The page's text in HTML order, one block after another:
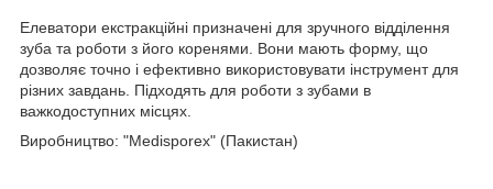
Елеватори екстракційні призначені для зручного відділення
зуба та роботи з його коренями. Вони мають форму, що
дозволяє точно і ефективно використовувати інструмент для
різних завдань. Підходять для роботи з зубами в
важкодоступних місцях.
Виробництво: "Medisporex" (Пакистан)